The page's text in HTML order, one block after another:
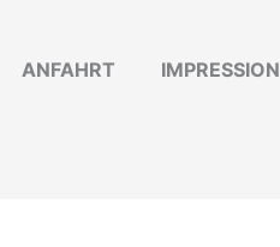
ANFAHRT